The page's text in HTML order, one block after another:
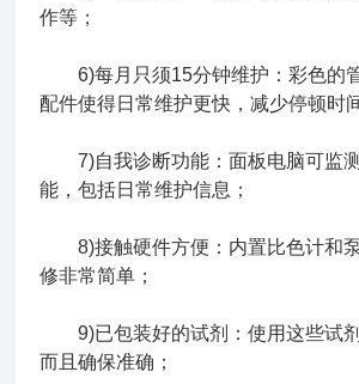
作等；
6)每月只须15分钟维护：彩色的
配件使得日常维护更快，减少停顿时
7)自我诊断功能：面板电脑可监
能，包括日常维护信息；
8)接触硬件方便：内置比色计和
修非常简单；
9)已包装好的试剂：使用这些试剂
而且确保准确；